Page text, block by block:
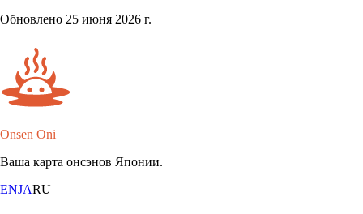
Обновлено 25 июня 2026 г.
Onsen Oni
Ваша карта онсэнов Японии.
ENJARU